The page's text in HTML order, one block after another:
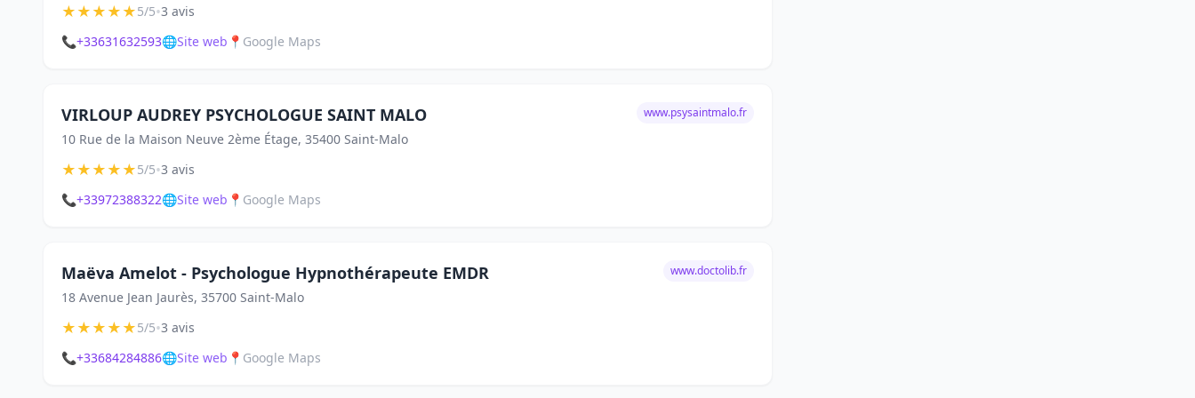
★★★★★5/5•3 avis
📞+33631632593🌐Site web 📍 Google Maps
VIRLOUP AUDREY PSYCHOLOGUE SAINT MALO
10 Rue de la Maison Neuve 2ème Étage, 35400 Saint-Malo
www.psysaintmalo.fr
★★★★★5/5•3 avis
📞+33972388322🌐Site web 📍 Google Maps
Maëva Amelot - Psychologue Hypnothérapeute EMDR
18 Avenue Jean Jaurès, 35700 Saint-Malo
www.doctolib.fr
★★★★★5/5•3 avis
📞+33684284886🌐Site web 📍 Google Maps